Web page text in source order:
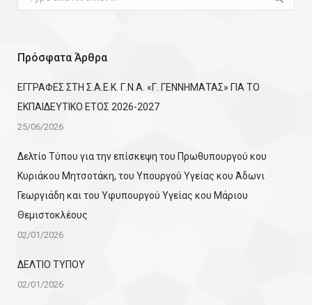
Πρόσφατα Άρθρα
ΕΓΓΡΑΦΕΣ ΣΤΗ Σ.Α.Ε.Κ. Γ.Ν.Α. «Γ. ΓΕΝΝΗΜΑΤΑΣ» ΓΙΑ ΤΟ
ΕΚΠΑΙΔΕΥΤΙΚΟ ΕΤΟΣ 2026-2027
25/06/2026
Δελτίο Τύπου για την επίσκεψη του Πρωθυπουργού κου
Κυριάκου Μητσοτάκη, του Υπουργού Υγείας κου Άδωνι
Γεωργιάδη και του Υφυπουργού Υγείας κου Μάριου
Θεμιστοκλέους
02/01/2026
ΔΕΛΤΙΟ ΤΥΠΟΥ
02/01/2026